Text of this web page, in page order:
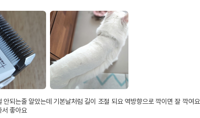
안되는줄 알았는데 기본날처럼 길이 조절 되요 역방향으로 깍이면 잘 깍여요
서 좋아요